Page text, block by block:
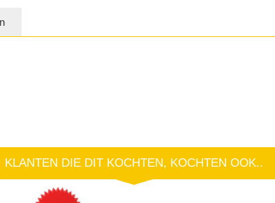
KLANTEN DIE DIT KOCHTEN, KOCHTEN OOK..